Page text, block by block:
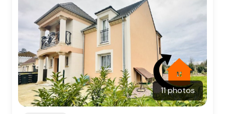
11 photos